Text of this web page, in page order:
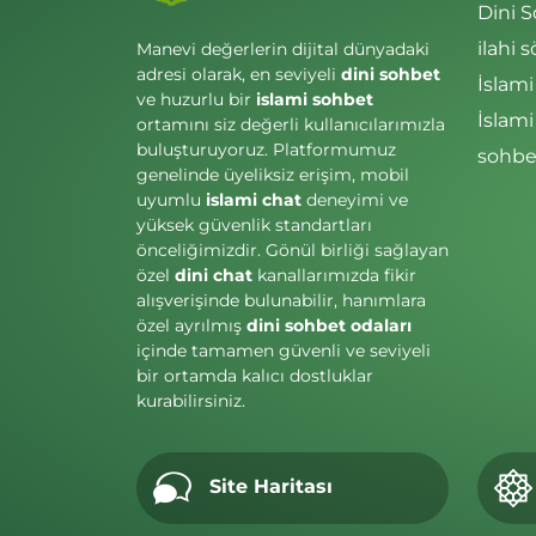
Manevi değerlerin dijital dünyadaki
adresi olarak, en seviyeli dini sohbet
ve huzurlu bir islami sohbet
ortamını siz değerli kullanıcılarımızla
buluşturuyoruz. Platformumuz
genelinde üyeliksiz erişim, mobil
uyumlu islami chat deneyimi ve
yüksek güvenlik standartları
önceliğimizdir. Gönül birliği sağlayan
özel dini chat kanallarımızda fikir
alışverişinde bulunabilir, hanımlara
özel ayrılmış dini sohbet odaları
içinde tamamen güvenli ve seviyeli
bir ortamda kalıcı dostluklar
kurabilirsiniz.
Dini
ilahi
Site Haritası